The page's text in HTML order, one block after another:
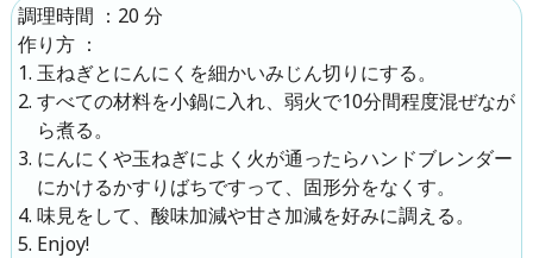
調理時間 ： 20 分
作り方
：
玉ねぎとにんにくを細かいみじん切りにする。
すべての材料を小鍋に入れ、弱火で10分間程度混ぜなが
ら煮る。
にんにくや玉ねぎによく火が通ったらハンドブレンダー
にかけるかすりばちですって、固形分をなくす。
味見をして、酸味加減や甘さ加減を好みに調える。
Enjoy!